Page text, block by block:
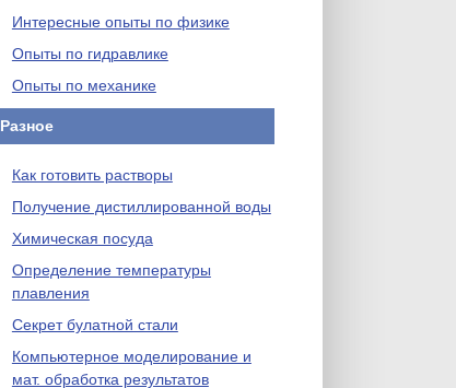
Интересные опыты по физике
Опыты по гидравлике
Опыты по механике
Разное
Как готовить растворы
Получение дистиллированной воды
Химическая посуда
Определение температуры
плавления
Секрет булатной стали
Компьютерное моделирование и
мат. обработка результатов